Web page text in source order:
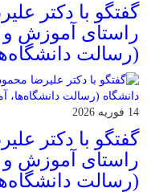
گفتگو با دکتر
راستای آموزش و
(رسالت
14 فوریه 2026
گفتگو با دکتر
راستای آموزش و
(رسالت